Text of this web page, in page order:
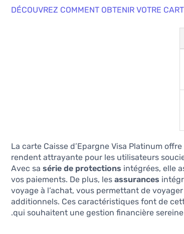
DÉCOUVREZ COMMENT OBTENIR VOTRE
La carte Caisse d’Epargne Visa Platinum
rendent attrayante pour les utilisateurs
Avec sasérie de protections intégrées, elle
vos paiements. De plus, lesassurances
voyage à l’achat, vous permettant de
additionnels. Ces caractéristiques font de
qui souhaitent une gestion financière sereine